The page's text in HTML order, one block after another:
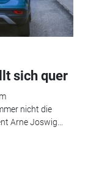
sich quer
nicht die
Arne Joswig...